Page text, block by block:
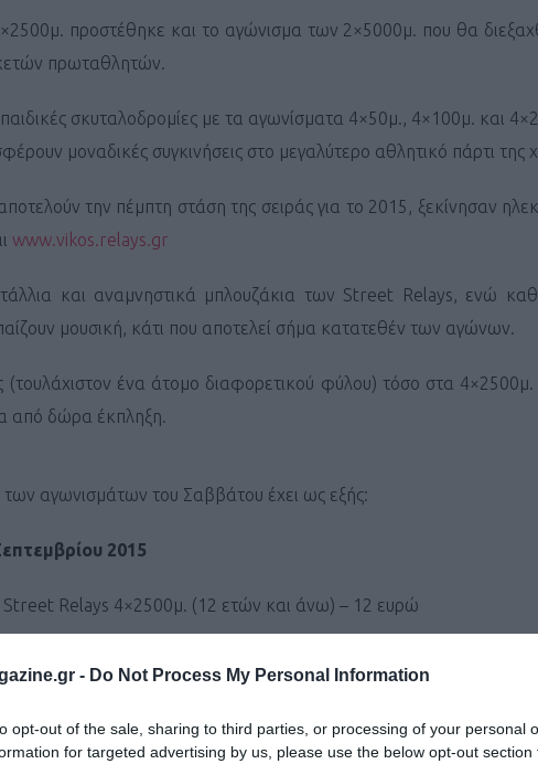
- Do Not Process My Personal Information
opt-out of the sale, sharing to third parties, or processing of your personal
for targeted advertising by us, please use the below opt-out section
προστέθηκε και το αγώνισμα των 2×5000μ. που θα
πρωταθλητών.
σκυταλοδρομίες με τα αγωνίσματα 4×50μ., 4×100μ. και
μοναδικές συγκινήσεις στο μεγαλύτερο αθλητικό πάρτι της
την πέμπτη στάση της σειράς για το 2015, ξεκίνησαν
www.vikos.relays.gr
και αναμνηστικά μπλουζάκια των Street Relays, ενώ
μουσική, κάτι που αποτελεί σήμα κατατεθέν των αγώνων.
(τουλάχιστον ένα άτομο διαφορετικού φύλου) τόσο στα
από δώρα έκπληξη.
αγωνισμάτων του Σαββάτου έχει ως εξής:
2015
Relays 4×2500μ. (12 ετών και άνω) – 12 ευρώ